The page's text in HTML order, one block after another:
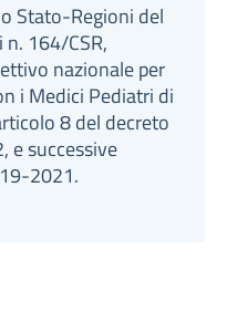
Stato-Regioni del
164/CSR,
nazionale per
i Medici Pediatri di
8 del decreto
e successive
2021.